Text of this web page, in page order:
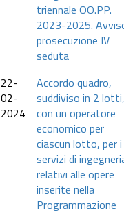
triennale OO.PP.
2023-2025.
prosecuzione IV
seduta
22-
02-
2024
Accordo quadro,
suddiviso in 2 lotti,
con un operatore
economico per
ciascun lotto, per i
servizi di
relativi alle opere
inserite nella
Programmazione